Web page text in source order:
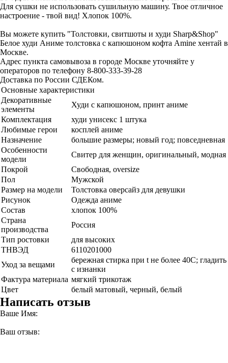
Для сушки не использовать сушильную машину. Твое отличное
настроение - твой вид! Хлопок 100%.
Вы можете купить "Толстовки, свитшоты и худи Sharp&Shop"
Белое худи Аниме толстовка с капюшоном кофта Amine хентай в
Москве.
Адрес пункта самовывоза в городе Москве уточняйте у
операторов по телефону 8-800-333-39-28
Доставка по России СДЕКом.
Основные характеристики
Декоративные
элементы
Худи с капюшоном, принт аниме
Комплектация
худи унисекс 1 штука
Любимые герои
косплей аниме
Назначение
большие размеры; новый год; повседневная
Особенности
модели
Свитер для женщин, оригинальный, модная
Покрой
Свободная, oversize
Пол
Мужской
Размер на модели
Толстовка оверсайз для девушки
Рисунок
Одежда аниме
Состав
хлопок 100%
Страна
производства
Россия
Тип ростовки
для высоких
ТНВЭД
6110201000
Уход за вещами
бережная стирка при t не более 40С; гладить
с изнанки
Фактура материала мягкий трикотаж
Цвет
белый матовый, черный, белый
Написать отзыв
Ваше Имя:
Ваш отзыв: